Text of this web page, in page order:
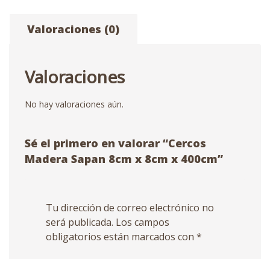
Valoraciones (0)
Valoraciones
No hay valoraciones aún.
Sé el primero en valorar “Cercos
Madera Sapan 8cm x 8cm x 400cm”
Tu dirección de correo electrónico no
será publicada. Los campos
obligatorios están marcados con *